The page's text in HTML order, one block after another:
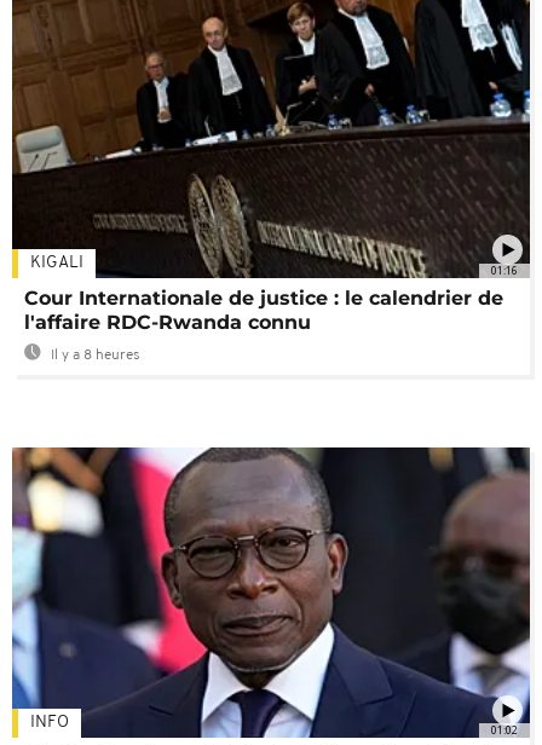
01:16
KIGALI
Cour Internationale de justice : le calendrier de
l'affaire RDC-Rwanda connu
Il y a 8 heures
01:02
INFO